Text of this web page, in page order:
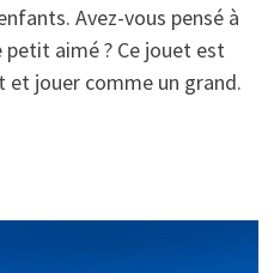
Avez-vous pensé à
aimé ? Ce jouet est
et jouer comme un grand.